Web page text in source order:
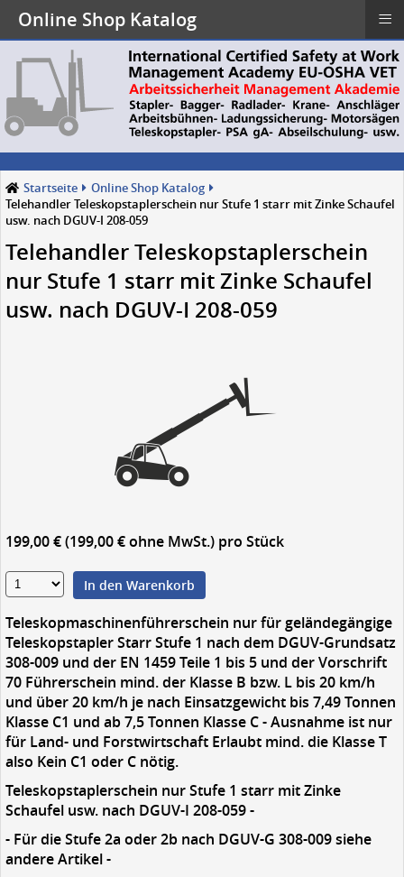
Startseite
Online Shop Katalog
Telehandler Teleskopstaplerschein nur Stufe 1 starr mit Zinke Schaufel
usw. nach DGUV-I 208-059
Telehandler Teleskopstaplerschein
nur Stufe 1 starr mit Zinke Schaufel
usw. nach DGUV-I 208-059
199,00 € (199,00 € ohne MwSt.) pro Stück
In den Warenkorb
Teleskopmaschinenführerschein nur für geländegängige
Teleskopstapler Starr Stufe 1 nach dem DGUV-Grundsatz
308-009 und der EN 1459 Teile 1 bis 5 und der Vorschrift
70 Führerschein mind. der Klasse B bzw. L bis 20 km/h
und über 20 km/h je nach Einsatzgewicht bis 7,49 Tonnen
Klasse C1 und ab 7,5 Tonnen Klasse C - Ausnahme ist nur
für Land- und Forstwirtschaft Erlaubt mind. die Klasse T
also Kein C1 oder C nötig.
Teleskopstaplerschein nur Stufe 1 starr mit Zinke
Schaufel usw. nach DGUV-I 208-059 -
- Für die Stufe 2a oder 2b nach DGUV-G 308-009 siehe
andere Artikel -
Online Shop Katalog ≡